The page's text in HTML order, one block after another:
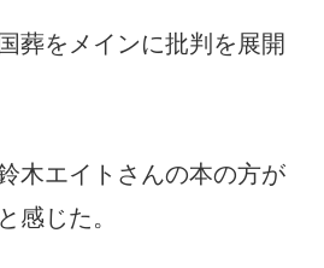
葬をメインに批判を展開
木エイトさんの本の方が
感じた。